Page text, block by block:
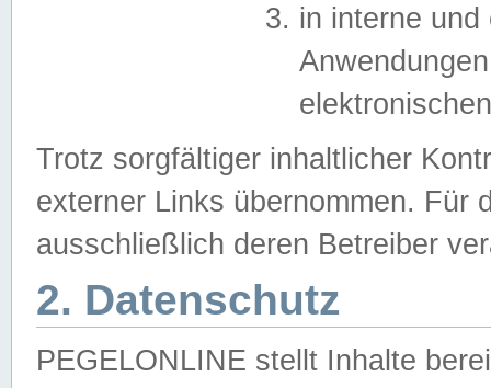
in interne
Trotz sorgfältiger inhaltlicher
externer Links übernommen. Für
ausschließlich deren Betreiber
2. Datenschutz
PEGELONLINE stellt Inhalte